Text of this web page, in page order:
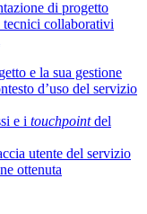
di progetto
collaborativi
e la sua gestione
d’uso del servizio
e i touchpointdel
utente del servizio
ottenuta